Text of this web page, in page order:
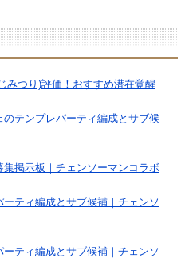
みつり)評価！おすすめ潜在覚醒
のテンプレパーティ編成とサブ候
集掲示板｜チェンソーマンコラボ
ーティ編成とサブ候補｜チェンソ
ーティ編成とサブ候補｜チェンソ